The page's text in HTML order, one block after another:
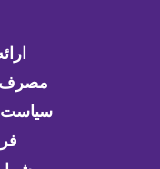
مصرف